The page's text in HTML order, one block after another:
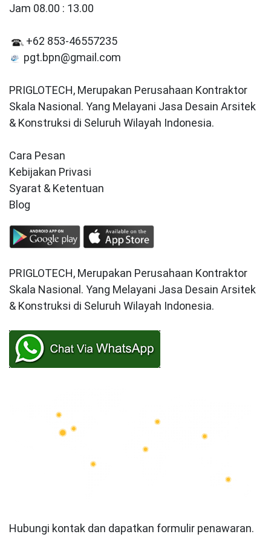
Jam 08.00 : 13.00
+62 853-46557235
pgt.bpn@gmail.com
PRIGLOTECH, Merupakan Perusahaan Kontraktor
Skala Nasional. Yang Melayani Jasa Desain Arsitek
& Konstruksi di Seluruh Wilayah Indonesia.
Cara Pesan
Kebijakan Privasi
Syarat & Ketentuan
Blog
PRIGLOTECH, Merupakan Perusahaan Kontraktor
Skala Nasional. Yang Melayani Jasa Desain Arsitek
& Konstruksi di Seluruh Wilayah Indonesia.
Hubungi kontak dan dapatkan formulir penawaran.